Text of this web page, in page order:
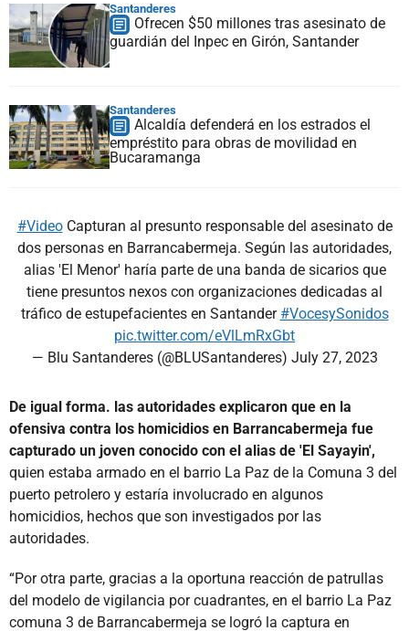
Santanderes
Ofrecen $50 millones tras asesinato de
guardián del Inpec en Girón, Santander
Santanderes
Alcaldía defenderá en los estrados el
empréstito para obras de movilidad en
Bucaramanga
#VideoCapturan al presunto responsable del asesinato de
dos personas en Barrancabermeja. Según las autoridades,
alias 'El Menor' haría parte de una banda de sicarios que
tiene presuntos nexos con organizaciones dedicadas al
tráfico de estupefacientes en Santander #VocesySonidos
pic.twitter.com/eVlLmRxGbt
— Blu Santanderes (@BLUSantanderes) July 27, 2023
De igual forma. las autoridades explicaron que en la
ofensiva contra los homicidios en Barrancabermeja fue
capturado un joven conocido con el alias de 'El Sayayin',
quien estaba armado en el barrio La Paz de la Comuna 3 del
puerto petrolero y estaría involucrado en algunos
homicidios, hechos que son investigados por las
autoridades.
“Por otra parte, gracias a la oportuna reacción de patrullas
del modelo de vigilancia por cuadrantes, en el barrio La Paz
comuna 3 de Barrancabermeja se logró la captura en